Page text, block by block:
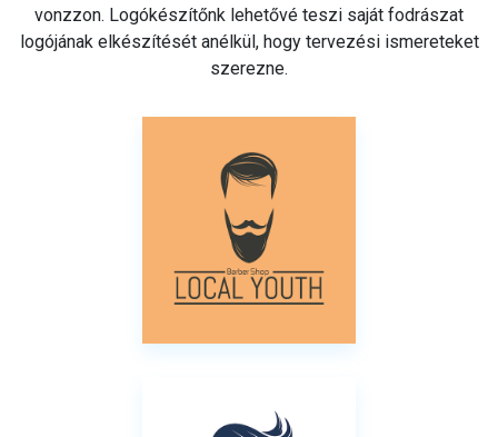
vonzzon. Logókészítőnk lehetővé teszi saját fodrászat
logójának elkészítését anélkül, hogy tervezési ismereteket
szerezne.